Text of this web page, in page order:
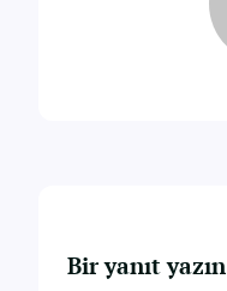
Bir yanıt yazın